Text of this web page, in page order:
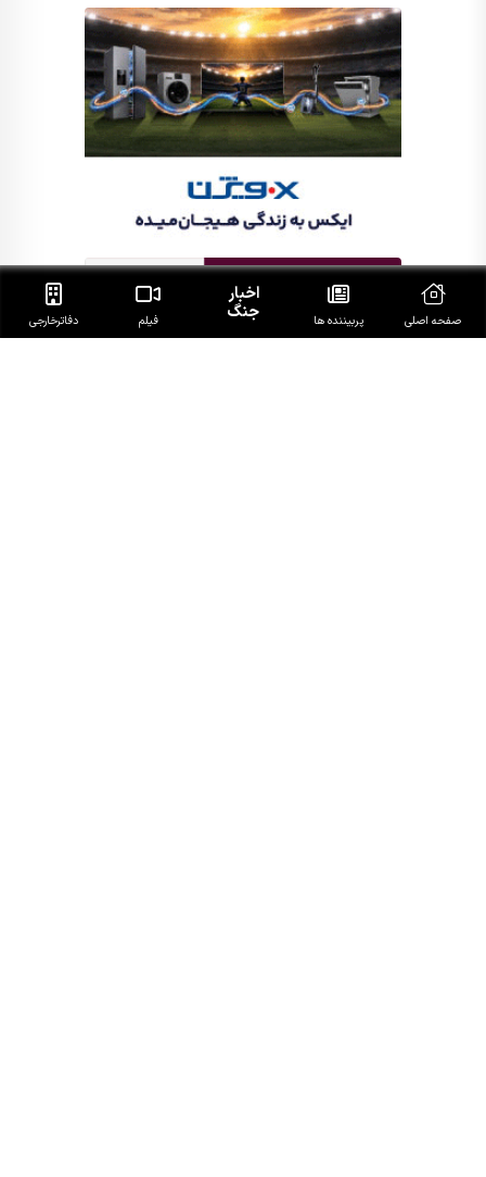
صفحه اصلی پربیننده ها
اخبار
جنگ فیلم دفاتر‌خارجی